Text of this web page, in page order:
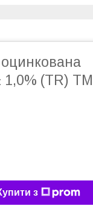
1,0% (TR) ТМ
з